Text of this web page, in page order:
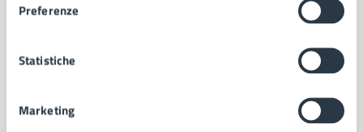
Preferenze
Statistiche
Marketing
Comune di Napoli
AMMINISTRAZIONE